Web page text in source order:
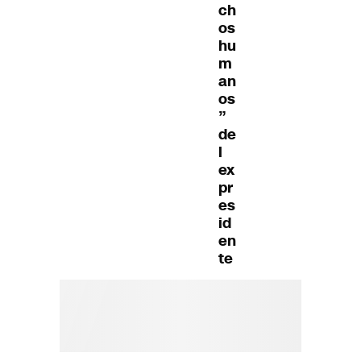
ch
os
hu
m
an
os
”
de
l
ex
pr
es
id
en
te